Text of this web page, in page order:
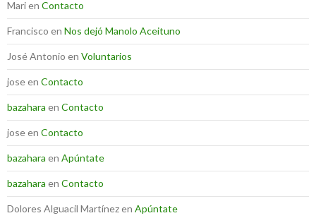
Marien Contacto
Francisco en Nos dejó Manolo Aceituno
José Antonio en Voluntarios
joseen Contacto
bazahara en Contacto
joseen Contacto
bazahara en Apúntate
bazahara en Contacto
Dolores Alguacil Martínezen Apúntate